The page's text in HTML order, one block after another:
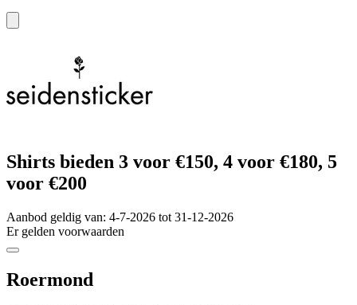
Shirts bieden 3 voor €150, 4 voor €180, 5
voor €200
Aanbod geldig van: 4-7-2026 tot 31-12-2026
Er gelden voorwaarden
Roermond